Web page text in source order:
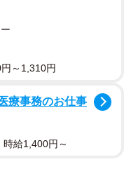
～1,310円
療事務のお仕事
時給1,400円～